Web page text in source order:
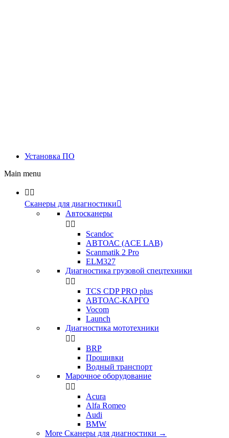
Установка ПО
Main menu
 
Сканеры для диагностики
Автосканеры
 
Scandoc
АВТОАС (ACE LAB)
Scanmatik 2 Pro
ELM327
Диагностика грузовой спецтехники
 
TCS CDP PRO plus
АВТОАС-КАРГО
Vocom
Launch
Диагностика мототехники
 
BRP
Прошивки
Водный транспорт
Марочное оборудование
 
Acura
Alfa Romeo
Audi
BMW
More Сканеры для диагностики →